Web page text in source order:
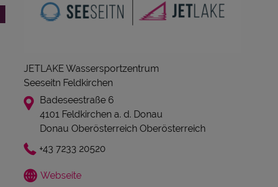
JETLAKE Wassersportzentrum
Seeseitn Feldkirchen
Badeseestraße 6
4101 Feldkirchen a. d. Donau
Donau Oberösterreich Oberösterreich
+43 7233 20520
Webseite